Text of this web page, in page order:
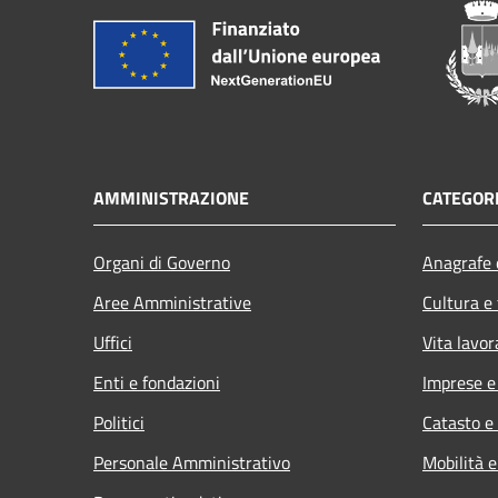
AMMINISTRAZIONE
Organi di Governo
Aree Amministrative
Uffici
Enti e fondazioni
Politici
Personale Amministrativo
Cultura
Vita
Imprese
Catasto
Mobilità